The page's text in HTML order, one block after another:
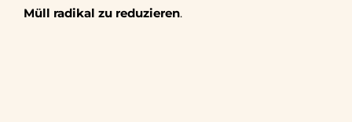
Müll radikal zu reduzieren.